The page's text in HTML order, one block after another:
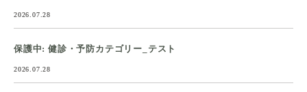
2026.07.28
保護中: 健診・予防カテゴリー_テスト
2026.07.28